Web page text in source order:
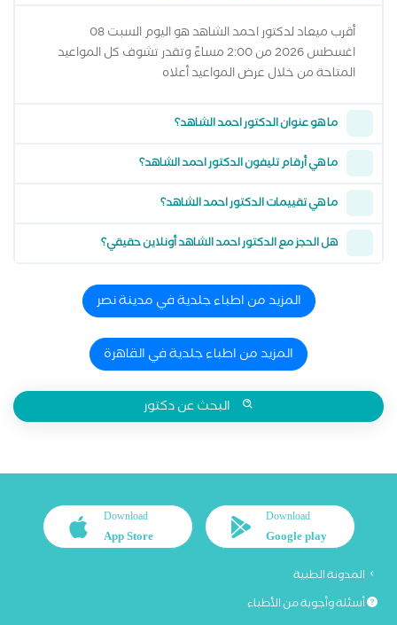
أقرب ميعاد لدكتور احمد الشاهد هو اليوم السبت 08
اغسطس 2026 من 2:00 مساءً وتقدر تشوف كل المواعيد
المتاحة من خلال عرض المواعيد أعلاه
ما هو عنوان الدكتور احمد الشاهد؟
ما هي أرقام تليفون الدكتور احمد الشاهد؟
ما هي تقييمات الدكتور احمد الشاهد؟
هل الحجز مع الدكتور احمد الشاهد أونلاين حقيقي؟
المزيد من اطباء جلدية في مدينة نصر
المزيد من اطباء جلدية في القاهرة
البحث عن دكتور
Download
Google play
Download
App Store
المدونة الطبية
أسئلة وأجوبة من الأطباء